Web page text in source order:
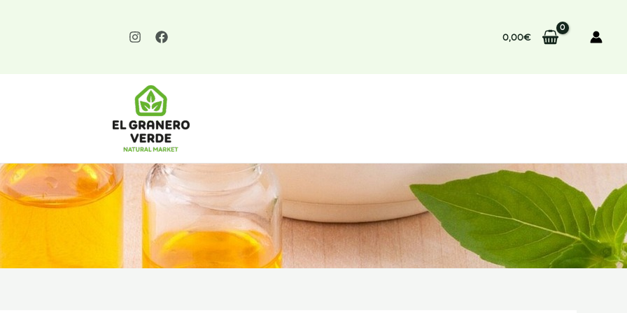
0,00€